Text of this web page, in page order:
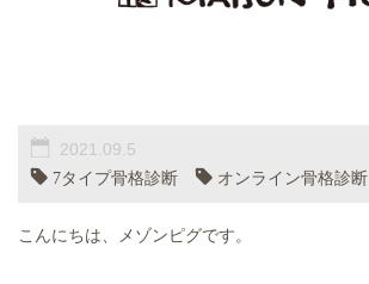
2021.09.5
7タイプ骨格診断 オンライン骨格診断
こんにちは、メゾンピグです。